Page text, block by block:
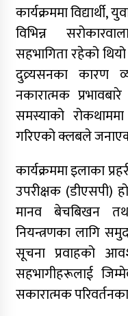
कार्यक्रममा
विभिन्न
सहभागिता रहेको
दुव्र्यसनका कारण
नकारात्मक
समस्याको
गरिएको क्लबले
कार्यक्रममा इलाका
उपरीक्षक (डीएसपी)
मानव बेचबिखन
नियन्त्रणका लागि
सूचना प्रवाहको
सहभागीहरूलाई
सकारात्मक